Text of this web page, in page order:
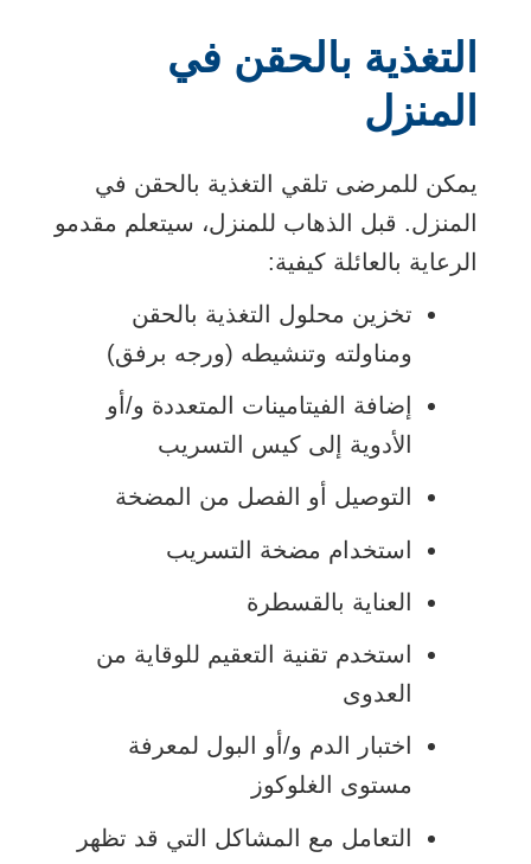
التغذية بالحقن في
المنزل
يمكن للمرضى تلقي التغذية بالحقن في
المنزل. قبل الذهاب للمنزل، سيتعلم مقدمو
الرعاية بالعائلة كيفية:
تخزين محلول التغذية بالحقن
ومناولته وتنشيطه (ورجه برفق)
إضافة الفيتامينات المتعددة و/أو
الأدوية إلى كيس التسريب
التوصيل أو الفصل من المضخة
استخدام مضخة التسريب
العناية بالقسطرة
استخدم تقنية التعقيم للوقاية من
العدوى
اختبار الدم و/أو البول لمعرفة
مستوى الغلوكوز
التعامل مع المشاكل التي قد تظهر